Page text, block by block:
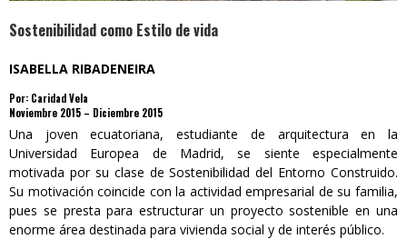
Sostenibilidad como Estilo de vida
ISABELLA RIBADENEIRA
Por: Caridad Vela
Noviembre 2015 – Diciembre 2015
Una joven ecuatoriana, estudiante de arquitectura en la
Universidad Europea de Madrid, se siente especialmente
motivada por su clase de Sostenibilidad del Entorno Construido.
Su motivación coincide con la actividad empresarial de su familia,
pues se presta para estructurar un proyecto sostenible en una
enorme área destinada para vivienda social y de interés público.